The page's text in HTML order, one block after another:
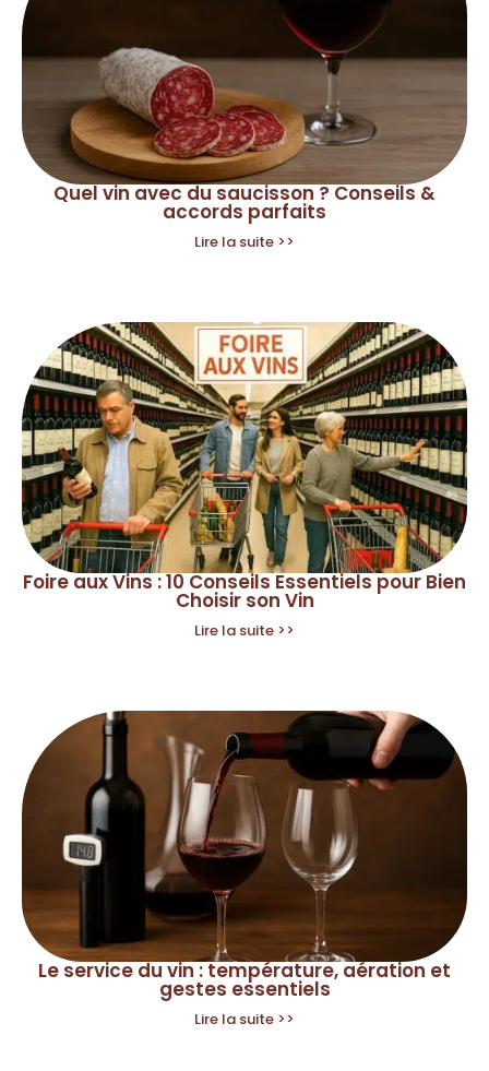
Quel vin avec du saucisson ? Conseils &
accords parfaits
Lire la suite >>
Foire aux Vins : 10 Conseils Essentiels pour Bien
Choisir son Vin
Lire la suite >>
Le service du vin : température, aération et
gestes essentiels
Lire la suite >>